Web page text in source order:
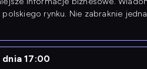
polskiego rynku. Nie zabraknie
dnia 17:00